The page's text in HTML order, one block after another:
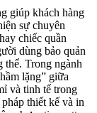
giúp khách hàng
sự chuyên
chiếc quần
dùng bảo quản
thể. Trong ngành
lặng” giữa
và tinh tế trong
thiết kế và in